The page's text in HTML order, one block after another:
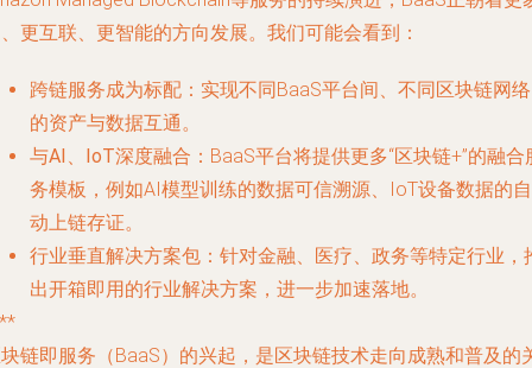
更互联、更智能的方向发展。我们可能会看到：
跨链服务成为标配 ：实现不同BaaS平台间、不同区块链网
的资产与数据互通。
与AI、IoT深度融合 ：BaaS平台将提供更多“区块链+”的融合
务模板，例如AI模型训练的数据可信溯源、IoT设备数据的自
动上链存证。
行业垂直解决方案包 ：针对金融、医疗、政务等特定行业，
出开箱即用的行业解决方案，进一步加速落地。
链即服务（BaaS）的兴起，是区块链技术走向成熟和普及的